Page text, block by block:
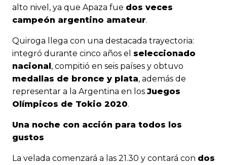
alto nivel, ya que Apaza fue dos veces
campeón argentino amateur.
Quiroga llega con una destacada trayectoria:
integró durante cinco años el seleccionado
nacional, compitió en seis países y obtuvo
medallas de bronce y plata, además de
representar a la Argentina en los Juegos
Olímpicos de Tokio 2020.
Una noche con acción para todos los
gustos
La velada comenzará a las 21.30 y contará con dos